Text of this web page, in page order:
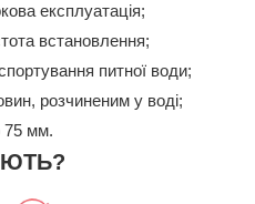
експлуатація;
встановлення;
питної води;
, розчиненим у воді;
75 мм.